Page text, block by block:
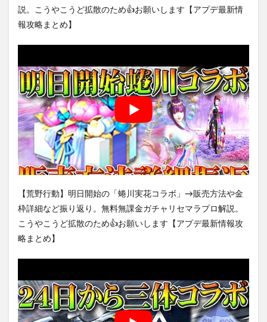
説。こうやこうど拡散のため👍お願いします【アプデ最新情
報攻略まとめ】
【荒野行動】明日開始の「蜷川実花コラボ」→販売方法や金
枠詳細など振り返り。無料無課金ガチャリセマラプロ解説。
こうやこうど拡散のため👍お願いします【アプデ最新情報攻
略まとめ】